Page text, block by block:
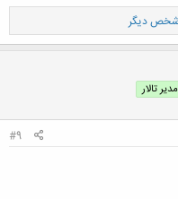
مدیر تالار
#9